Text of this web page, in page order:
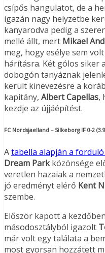
csípős hangulatot, de a
igazán nagy helyzetbe
kanyarodva pedig a
mellé állt, mert Mikael
meg, hogy esélye sem volt
hárításra. Két gólos siker
dobogón tanyáznak
került kinevezésre a
kapitány, Albert Capellas,
kezdje az újjáépítést.
FC Nordsjaelland – Silkeborg IF 0-2
Atabella alapján a
Dream Parkközönsége
veretlen hazaiak a
jó eredményt elérő Kent
szembe.
Először kapott a
másodosztályból igazolt
már volt egy találata a
most gyorsan hozzátett